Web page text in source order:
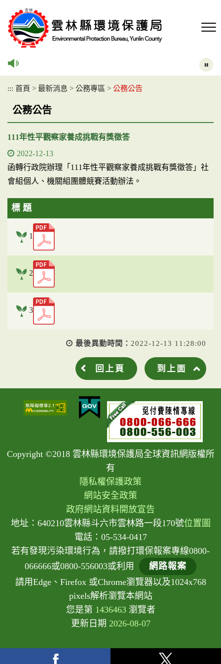
::: 首頁 > 最新消息 > 公務專區 > 公務公告
公務公告
111年性平觀察家養成挑戰有獎徵答
2022-12-13
函轉行政院辦理「111年性平觀察家養成挑戰有獎徵答」社
會組個人、機關組團體競賽活動辦法。
標 題
1
2
3
最後異動時間： 2022-12-13 11:28:00
回上頁 到上面
Copyright ©2018 雲林縣環境保護局全球資訊網版權所
有
隱私權保護政策
網站安全政策
政府網站資料開放宣告
地址：640210雲林縣斗六市雲林路一段170號位置圖
電話：05-534-0417
若有發現污染環境行為，請撥打環保報案專線0800-
066666或0800-556003或利用
網路報案
請用Edge、Firefox 或Chrome瀏覽器以及1024x768
pixels解析瀏覽本網站
您是第 1436463瀏覽者
更新日期 2026-08-07